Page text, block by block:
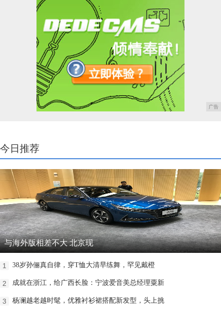
广告
今日推荐
与海外版相差不大 北京现
1 38岁孙俪真自律，穿T恤大清早练舞，罕见戴橙
2 成就在浙江，给广西长脸：宁波爱音美总经理粟新
3 杨澜越老越时髦，优雅衬衫裙搭配新发型，头上挑